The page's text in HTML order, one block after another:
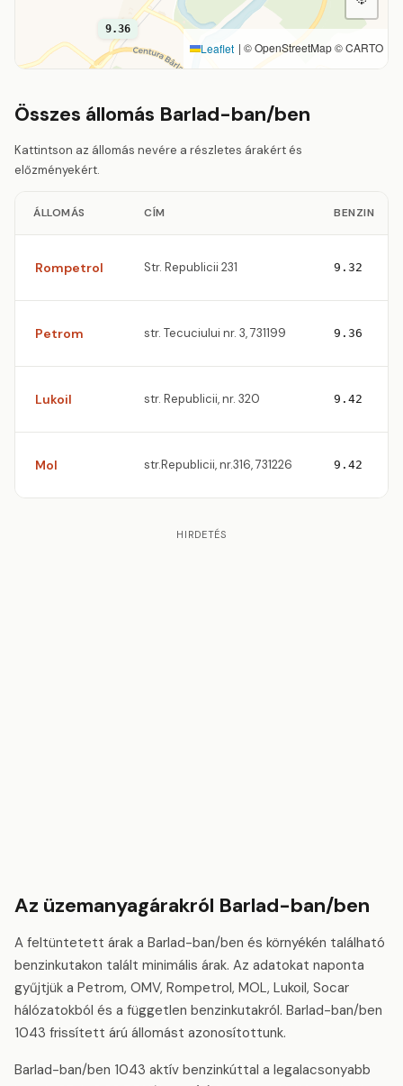
9.36
Leaflet | © OpenStreetMap © CARTO
Összes állomás Barlad-ban/ben
Kattintson az állomás nevére a részletes árakért és
előzményekért.
ÁLLOMÁS CÍM BENZIN
Rompetrol Str. Republicii 231 9.32
Petrom str. Tecuciului nr. 3, 731199 9.36
Lukoil str. Republicii, nr. 320 9.42
Mol str.Republicii, nr.316, 731226 9.42
HIRDETÉS
Az üzemanyagárakról Barlad-ban/ben
A feltüntetett árak a Barlad-ban/ben és környékén található
benzinkutakon talált minimális árak. Az adatokat naponta
gyűjtjük a Petrom, OMV, Rompetrol, MOL, Lukoil, Socar
hálózatokból és a független benzinkutakról. Barlad-ban/ben
1043 frissített árú állomást azonosítottunk.
Barlad-ban/ben 1043 aktív benzinkúttal a legalacsonyabb